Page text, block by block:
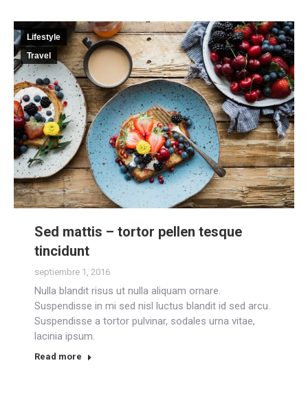
Lifestyle
Travel
Sed mattis – tortor pellen tesque
tincidunt
septiembre 1, 2016
Nulla blandit risus ut nulla aliquam ornare.
Suspendisse in mi sed nisl luctus blandit id sed arcu.
Suspendisse a tortor pulvinar, sodales urna vitae,
lacinia ipsum.
Read more